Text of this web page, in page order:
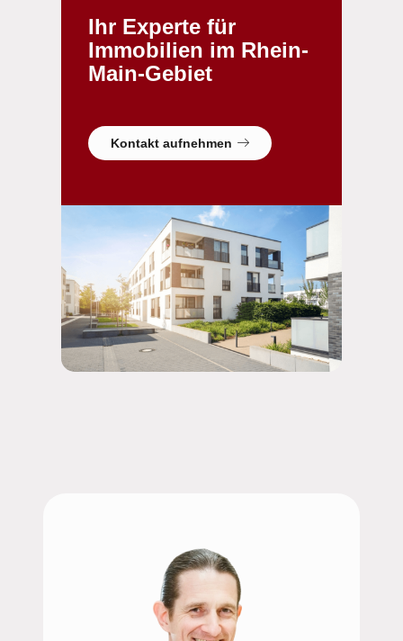
Ihr Experte für
Immobilien im Rhein-
Main-Gebiet
Kontakt aufnehmen